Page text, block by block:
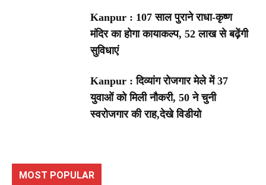
Kanpur : 107 साल पुराने राधा-कृष्ण
मंदिर का होगा कायाकल्प, 52 लाख से बढ़ेंगी
सुविधाएं
Kanpur : दिव्यांग रोजगार मेले में 37
युवाओं को मिली नौकरी, 50 ने चुनी
स्वरोजगार की राह,देखे विडीयो
MOST POPULAR